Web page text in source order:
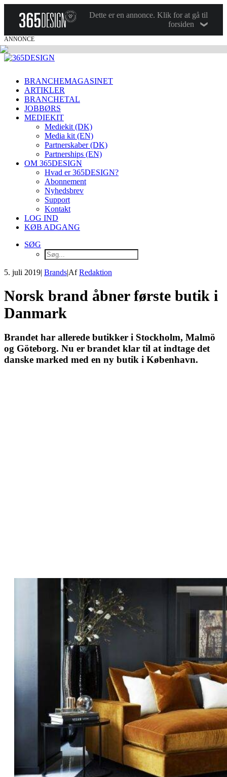
Dette er en annonce. Klik for at gå til
forsiden
ANNONCE
BRANCHEMAGASINET
ARTIKLER
BRANCHETAL
JOBBØRS
MEDIEKIT
Mediekit (DK)
Media kit (EN)
Partnerskaber (DK)
Partnerships (EN)
OM 365DESIGN
Hvad er 365DESIGN?
Abonnement
Nyhedsbrev
Support
Kontakt
LOG IND
KØB ADGANG
SØG
5. juli 2019| Brands|AfRedaktion
Norsk brand åbner første butik i
Danmark
Brandet har allerede butikker i Stockholm, Malmö
og Göteborg. Nu er brandet klar til at indtage det
danske marked med en ny butik i København.